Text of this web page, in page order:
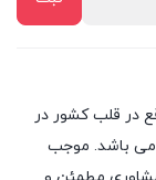
در قلب کشور در
می باشد. موجب